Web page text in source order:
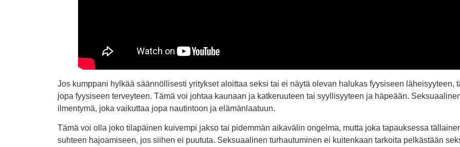
Jos kumppani hylkää säännöllisesti yritykset aloittaa seksi tai ei näytä olevan halukas fyysiseen läheisyyteen,
jopa fyysiseen terveyteen. Tämä voi johtaa kaunaan ja katkeruuteen tai syyllisyyteen ja häpeään.
ilmentymä, joka vaikuttaa jopa nautintoon ja elämänlaatuun.
Tämä voi olla joko tilapäinen kuivempi jakso tai pidemmän aikavälin ongelma, mutta joka tapauksessa
suhteen hajoamiseen, jos siihen ei puututa. Seksuaalinen turhautuminen ei kuitenkaan tarkoita pelkästään